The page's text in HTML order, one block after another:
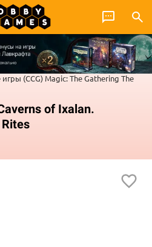
(CCG) Magic: The Gathering The
of Ixalan.